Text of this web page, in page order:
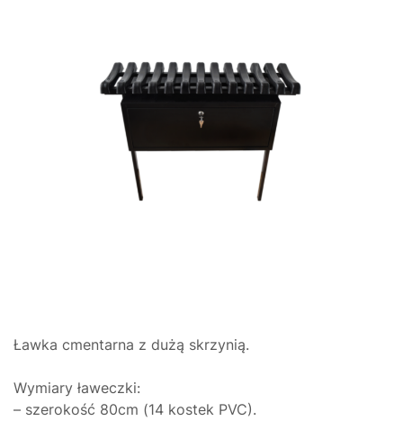
Ławka cmentarna z dużą skrzynią.
Wymiary ławeczki:
– szerokość 80cm (14 kostek PVC).